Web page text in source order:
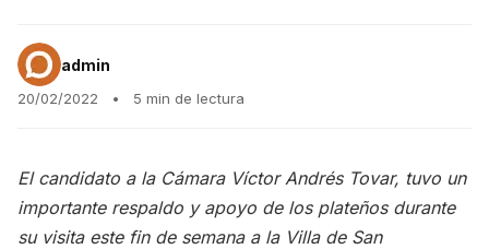
admin
20/02/2022 • 5 min de lectura
El candidato a la Cámara Víctor Andrés Tovar, tuvo un
importante respaldo y apoyo de los plateños durante
su visita este fin de semana a la Villa de San